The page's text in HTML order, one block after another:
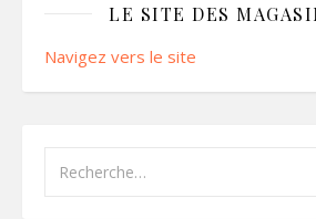
LE SITE DES
Navigez vers le site